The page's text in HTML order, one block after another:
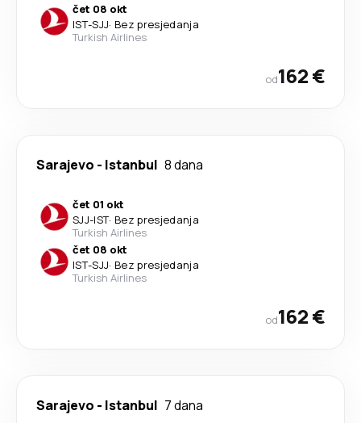
čet 08 okt
IST-SJJ· Bez presjedanja
Turkish Airlines
od162 €
Sarajevo - Istanbul 8 dana
čet 01 okt
SJJ-IST· Bez presjedanja
Turkish Airlines
čet 08 okt
IST-SJJ· Bez presjedanja
Turkish Airlines
od162 €
Sarajevo - Istanbul 7 dana